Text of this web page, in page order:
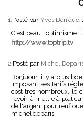
1.Posté par Yves Barraud
C'est beau l'optimisme !
http://www.toptrip.tv
2.Posté par Michel
Bonjuour, il y a plus
imposant ses tarifs
cost tres nombreux, le
revoir, à mettre à plat
de l'argent pour
michel deparis